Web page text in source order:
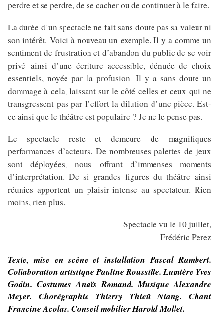
perdre et se perdre, de se cacher ou de continuer à le faire.
La durée d’un spectacle ne fait sans doute pas sa valeur ni
son intérêt. Voici à nouveau un exemple. Il y a comme un
sentiment de frustration et d’abandon du public de se voir
privé ainsi d’une écriture accessible, dénuée de choix
essentiels, noyée par la profusion. Il y a sans doute un
dommage à cela, laissant sur le côté celles et ceux qui ne
transgressent pas par l’effort la dilution d’une pièce. Est-
ce ainsi que le théâtre est populaire ? Je ne le pense pas.
Le spectacle reste et demeure de magnifiques
performances d’acteurs. De nombreuses palettes de jeux
sont déployées, nous offrant d’immenses moments
d’interprétation. De si grandes figures du théâtre ainsi
réunies apportent un plaisir intense au spectateur. Rien
moins, rien plus.
Spectacle vu le 10 juillet,
Frédéric Perez
Texte, mise en scène et installation Pascal Rambert.
Collaboration artistique Pauline Roussille. Lumière Yves
Godin. Costumes Anaïs Romand. Musique Alexandre
Meyer. Chorégraphie Thierry Thieû Niang. Chant
Francine Acolas. Conseil mobilier Harold Mollet.